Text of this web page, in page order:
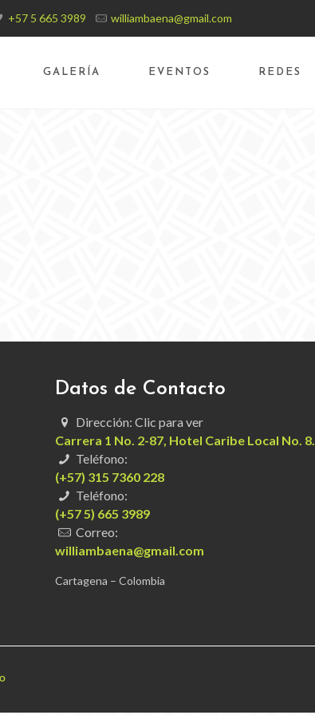
+57 5 665 3989 williambaena@gmail.com
GALERÍA EVENTOS REDES
Datos de Contacto
Dirección: Clic para ver
Carrera 1 No. 2-87, Hotel Caribe Local No. 8.
Teléfono:
(+57) 315 7360 228
Teléfono:
(+57 5) 665 3989
Correo:
williambaena@gmail.com
Cartagena – Colombia